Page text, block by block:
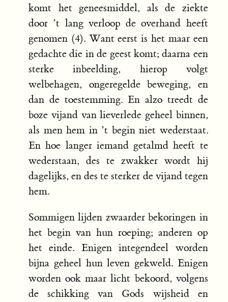
komt het geneesmiddel, als de ziekte
door ’t lang verloop de overhand heeft
genomen (4). Want eerst is het maar een
gedachte die in de geest komt; daarna een
sterke inbeelding, hierop volgt
welbehagen, ongeregelde beweging, en
dan de toestemming. En alzo treedt de
boze vijand van lieverlede geheel binnen,
als men hem in ’t begin niet wederstaat.
En hoe langer iemand getalmd heeft te
wederstaan, des te zwakker wordt hij
dagelijks, en des te sterker de vijand tegen
hem.
Sommigen lijden zwaarder bekoringen in
het begin van hun roeping; anderen op
het einde. Enigen integendeel worden
bijna geheel hun leven gekweld. Enigen
worden ook maar licht bekoord, volgens
de schikking van Gods wijsheid en